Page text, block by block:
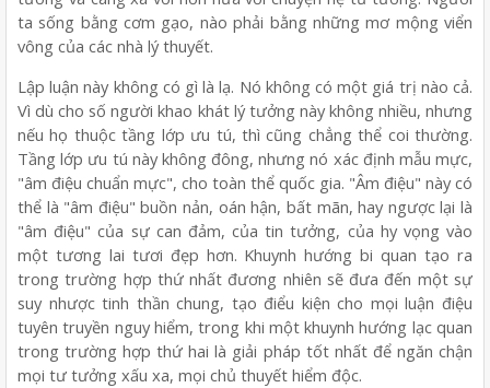
ta sống bằng cơm gạo, nào phải bằng những mơ mộng viển
vông của các nhà lý thuyết.
Lập luận này không có gì là lạ. Nó không có một giá trị nào cả.
Vì dù cho số người khao khát lý tưởng này không nhiều, nhưng
nếu họ thuộc tầng lớp ưu tú, thì cũng chẳng thể coi thường.
Tầng lớp ưu tú này không đông, nhưng nó xác định mẫu mực,
"âm điệu chuẩn mực", cho toàn thể quốc gia. "Âm điệu" này có
thể là "âm điệu" buồn nản, oán hận, bất mãn, hay ngược lại là
"âm điệu" của sự can đảm, của tin tưởng, của hy vọng vào
một tương lai tươi đẹp hơn. Khuynh hướng bi quan tạo ra
trong trường hợp thứ nhất đương nhiên sẽ đưa đến một sự
suy nhược tinh thần chung, tạo điểu kiện cho mọi luận điệu
tuyên truyền nguy hiểm, trong khi một khuynh hướng lạc quan
trong trường hợp thứ hai là giải pháp tốt nhất để ngăn chận
mọi tư tưởng xấu xa, mọi chủ thuyết hiểm độc.